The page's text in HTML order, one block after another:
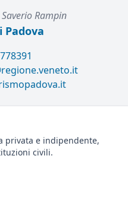
Saverio Rampin
Padova
privata e indipendente,
civili.